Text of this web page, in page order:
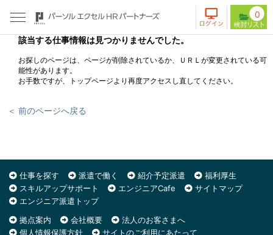
0
該当する仕事情報は見つかりませんでした。
お探しのページは、ページが削除されているか、ＵＲＬが変更されている可
能性があります。
お手数ですが、トップページより再度アクセスし直してください。
＜ 前のページへ戻る
仕事を探す 派遣で働く 紹介予定派遣
福利厚生
スキルアップサポート
エンジニアCafe
サイトマップ
エンジニア派遣トップ
拠点案内
会社概要
法人のお客さまへ
個人情報保護方針
サイトのご利用にあたって